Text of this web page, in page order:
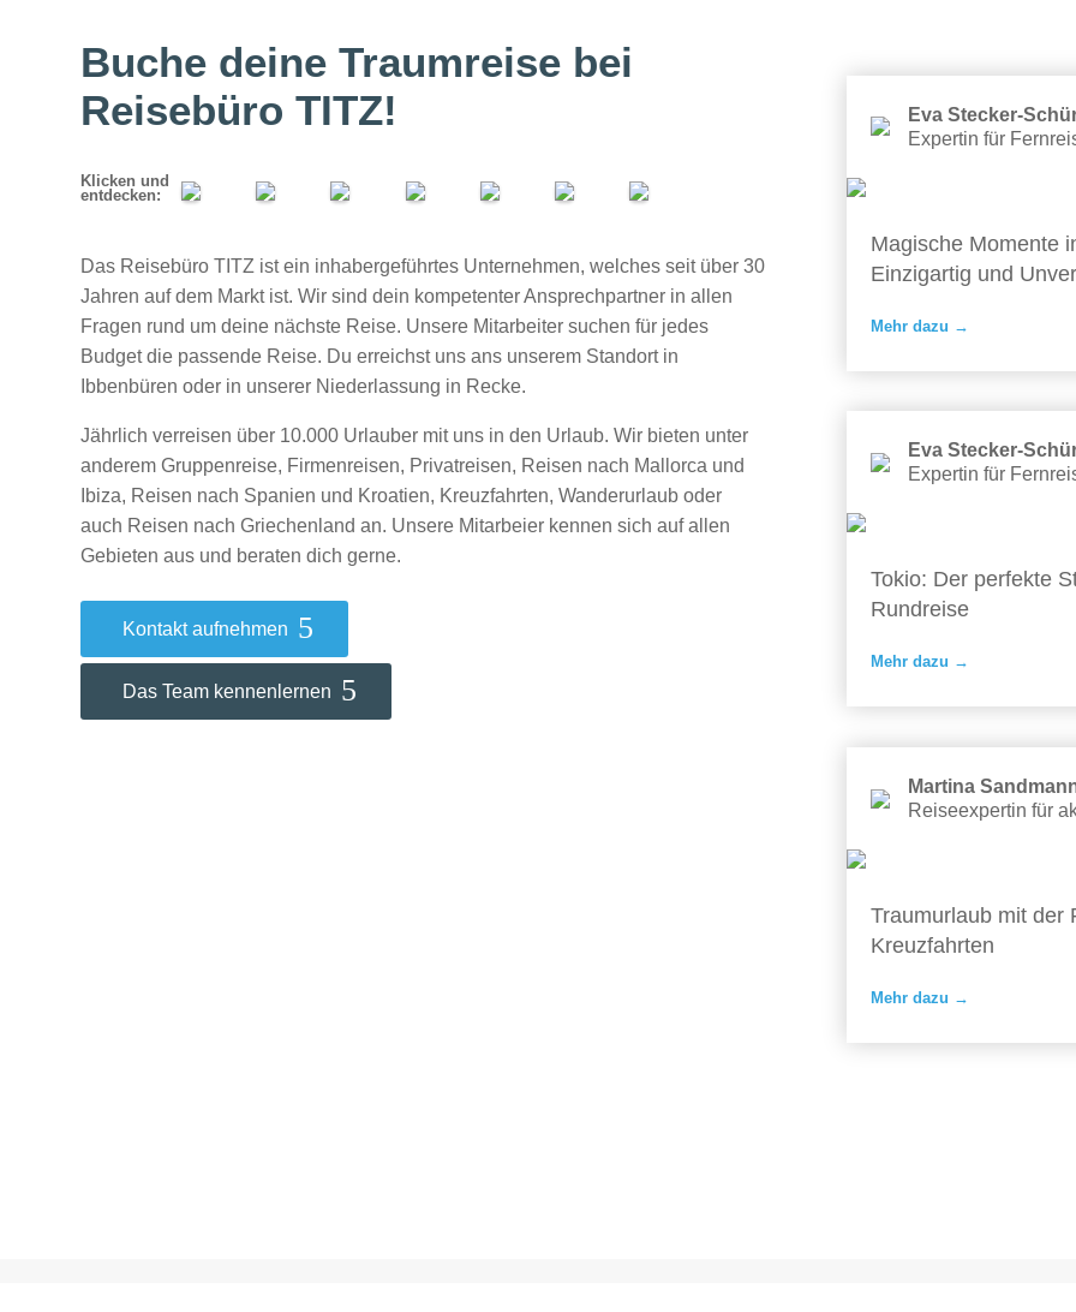
Buche deine Traumreise bei
Reisebüro TITZ!
Klicken und
entdecken:
Das Reisebüro TITZ ist ein inhabergeführtes Unternehmen, welches seit über 30
Jahren auf dem Markt ist. Wir sind dein kompetenter Ansprechpartner in allen
Fragen rund um deine nächste Reise. Unsere Mitarbeiter suchen für jedes
Budget die passende Reise. Du erreichst uns ans unserem Standort in
Ibbenbüren oder in unserer Niederlassung in Recke.
Jährlich verreisen über 10.000 Urlauber mit uns in den Urlaub. Wir bieten unter
anderem Gruppenreise, Firmenreisen, Privatreisen, Reisen nach Mallorca und
Ibiza, Reisen nach Spanien und Kroatien, Kreuzfahrten, Wanderurlaub oder
auch Reisen nach Griechenland an. Unsere Mitarbeier kennen sich auf allen
Gebieten aus und beraten dich gerne.
Kontakt aufnehmen
Das Team kennenlernen
Eva Stecker-
Expertin für
Magische Momente
Einzigartig und
Mehr dazu →
Eva Stecker-
Expertin für
Tokio: Der perfekte
Rundreise
Mehr dazu →
Martina
Reiseexpertin für
Traumurlaub mit der
Kreuzfahrten
Mehr dazu →